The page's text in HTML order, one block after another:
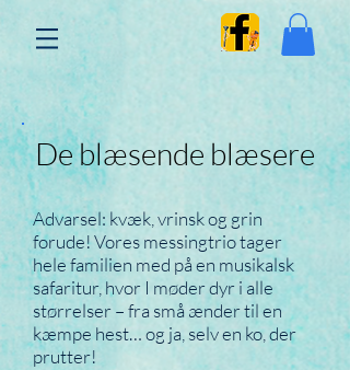
De blæsende blæsere
Advarsel: kvæk, vrinsk og grin
forude! Vores messingtrio tager
hele familien med på en musikalsk
safaritur, hvor I møder dyr i alle
størrelser – fra små ænder til en
kæmpe hest… og ja, selv en ko, der
prutter!